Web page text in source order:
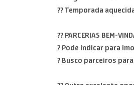
?? Temporada
?? PARCERIAS BEM-
? Pode indicar para
? Busco parceiros